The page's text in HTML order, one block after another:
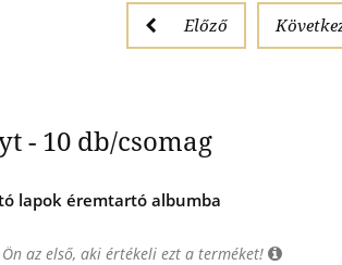
Előző
- 10 db/csomag
lapok éremtartó albumba
Ön az első, aki értékeli ezt a terméket!